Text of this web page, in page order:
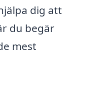
dig att
du begär
mest